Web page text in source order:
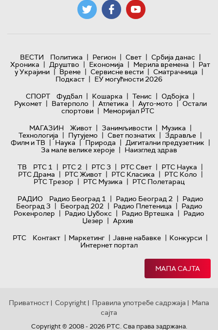
ВЕСТИ Политика | Регион | Свет | Србија данас |
Хроника | Друштво | Економија | Мерила времена | Рат
у Украјини | Време | Сервисне вести | Сматрачница |
Подкаст | ЕУ могућности 2026
СПОРТ
Фудбал | Кошарка | Тенис | Одбојка |
Рукомет | Ватерполо | Атлетика | Ауто-мото | Остали
спортови | Меморијал РТС
МАГАЗИН
Живот | Занимљивости | Музика |
Технологијa | Путујемо | Свет познатих | Здравље |
Филм и ТВ | Наука | Природа | Дигитални предузетник |
За мале велике хероје | Наизглед здрав
ТВ
РТС 1 | РТС 2 | РТС 3 | РТС Свет | РТС Наука |
РТС Драма | РТС Живот | РТС Класика | РТС Коло |
РТС Трезор | РТС Музика | РТС Полетарац
РАДИО
Радио Београд 1 | Радио Београд 2 | Радио
Београд 3 | Београд 202 | Радио Плетеница | Радио
Рокенролер | Радио Џубокс | Радио Вртешка | Радио
Џезер | Архив
РТС
Контакт | Маркетинг | Јавне набавке | Конкурси |
Интернет портал
МАПА САЈТА
Приватност | Copyright | Правила употребе садржаја | Мапа
сајта
Copyright © 2008 - 2026 РТС. Сва права задржана.